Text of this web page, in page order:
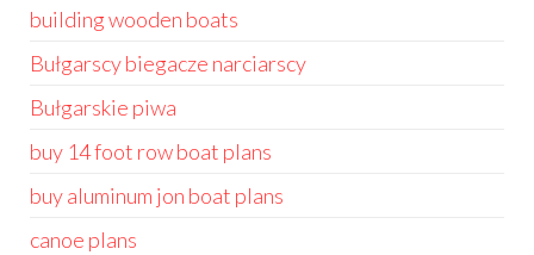
building wooden boats
Bułgarscy biegacze narciarscy
Bułgarskie piwa
buy 14 foot row boat plans
buy aluminum jon boat plans
canoe plans